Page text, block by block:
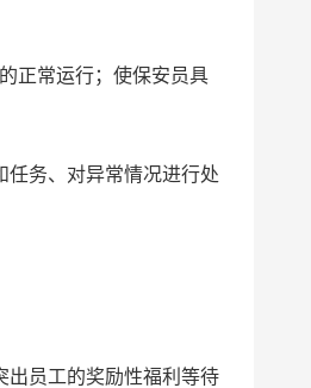
正常运行；使保安员具
任务、对异常情况进行处
出员工的奖励性福利等待